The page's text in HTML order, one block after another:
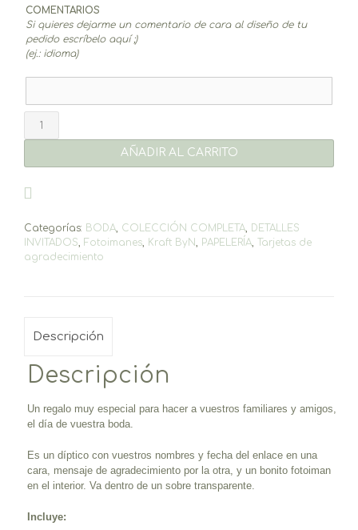
COMENTARIOS
Si quieres dejarme un comentario de cara al diseño de tu
pedido escríbelo aquí ;)
(ej.: idioma)
x
AÑADIR AL CARRITO
Categorías: BODA, COLECCIÓN COMPLETA, DETALLES
INVITADOS, Fotoimanes, Kraft ByN, PAPELERÍA,
Tarjetas de
agradecimiento
Descripción
Descripción
Un regalo muy especial para hacer a vuestros familiares y amigos,
el día de vuestra boda.
Es un díptico con vuestros nombres y fecha del enlace en una
cara, mensaje de agradecimiento por la otra, y un bonito fotoiman
en el interior. Va dentro de un sobre transparente.
Incluye: